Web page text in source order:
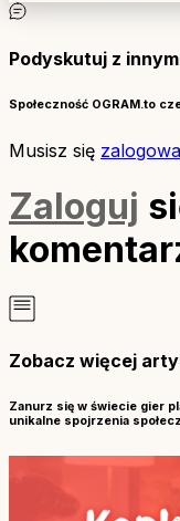
Podyskutuj z
Społeczność OGRAM.to
Musisz się
Zaloguj
Zobacz więcej
Zanurz się w świecie gier
unikalne spojrzenia